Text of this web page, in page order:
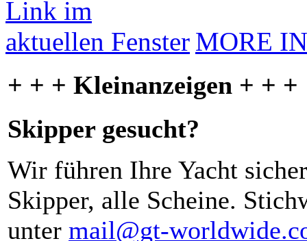
MORE
+ + + Kleinanzeigen + + +
Skipper gesucht?
Wir führen Ihre Yacht
Skipper, alle Scheine.
unter mail@gt-